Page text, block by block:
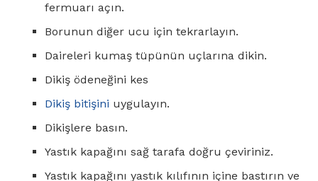
fermuarı açın.
Borunun diğer ucu için tekrarlayın.
Daireleri kumaş tüpünün uçlarına dikin.
Dikiş ödeneğini kes
Dikiş bitişini uygulayın.
Dikişlere basın.
Yastık kapağını sağ tarafa doğru çeviriniz.
Yastık kapağını yastık kılıfının içine bastırın ve